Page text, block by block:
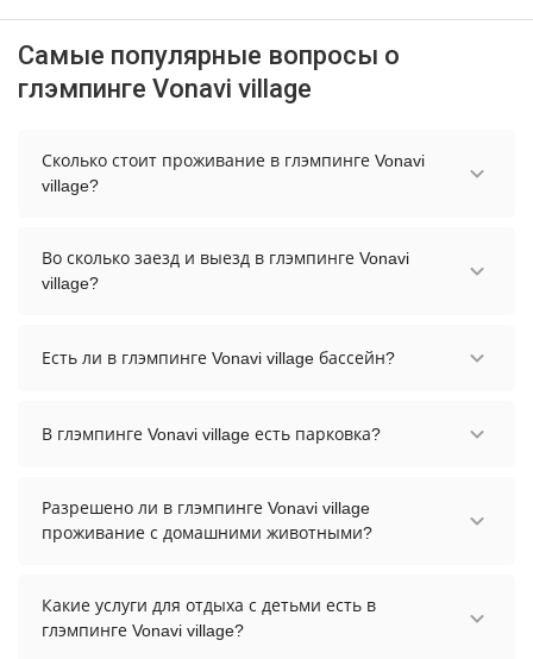
Самые популярные вопросы о
глэмпинге Vonavi village
Сколько стоит проживание в глэмпинге Vonavi
village?
начинается от 6471 рублей. Чтобы увидеть
актуальные цены на проживание, выберите
Во сколько заезд и выезд в глэмпинге Vonavi
village?
осуществить до 13:00.
Есть ли в глэмпинге Vonavi village бассейн?
В глэмпинге Vonavi village есть парковка?
уточните информацию перед бронированием у
менеджера, возможно, услуга оплачивается
Разрешено ли в глэмпинге Vonavi village
проживание с домашними животными?
запрещено.
Какие услуги для отдыха с детьми есть в
глэмпинге Vonavi village?